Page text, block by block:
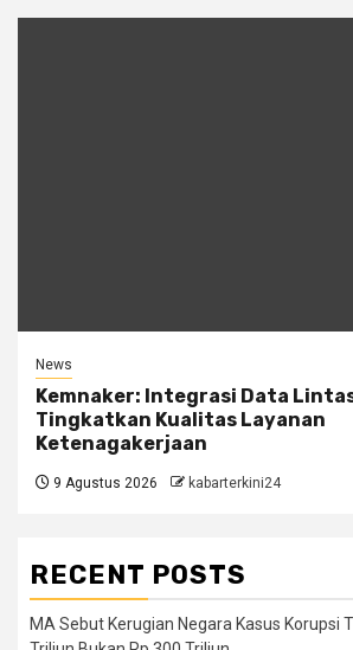
News
Kemnaker: Integrasi Data
Tingkatkan Kualitas Layanan
Ketenagakerjaan
9 Agustus 2026 kabarterkini24
RECENT POSTS
MA Sebut Kerugian Negara Kasus Korupsi